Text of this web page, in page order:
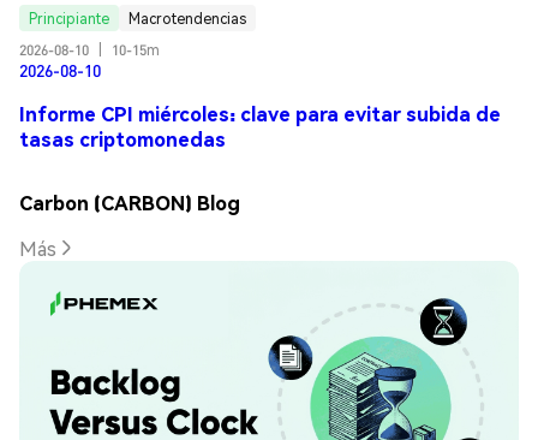
Principiante
Macrotendencias
2026-08-10
10-15m
2026-08-10
Informe CPI miércoles: clave para evitar subida de
tasas criptomonedas
Carbon (CARBON) Blog
Más